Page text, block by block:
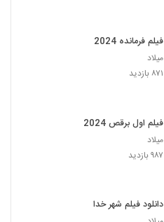
فیلم فرمانده 2024
میلاد
۸۷۱ بازدید
فیلم اول برقص 2024
میلاد
۹۸۷ بازدید
دانلود فیلم شهر خدا